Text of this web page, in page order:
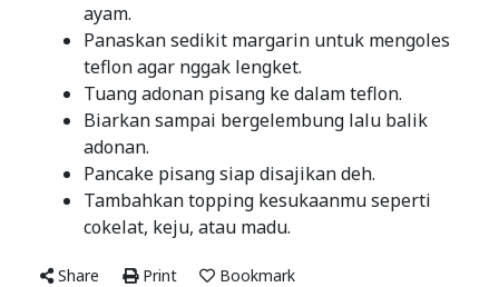
ayam.
Panaskan sedikit margarin untuk mengoles
teflon agar nggak lengket.
Tuang adonan pisang ke dalam teflon.
Biarkan sampai bergelembung lalu balik
adonan.
Pancake pisang siap disajikan deh.
Tambahkan topping kesukaanmu seperti
cokelat, keju, atau madu.
Share Print Bookmark